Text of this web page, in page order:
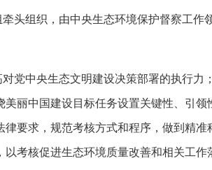
头组织，由中央生态环境保护督察工作
党中央生态文明建设决策部署的执行力
丽中国建设目标任务设置关键性、引领
要求，规范考核方式和程序，做到精准
考核促进生态环境质量改善和相关工作